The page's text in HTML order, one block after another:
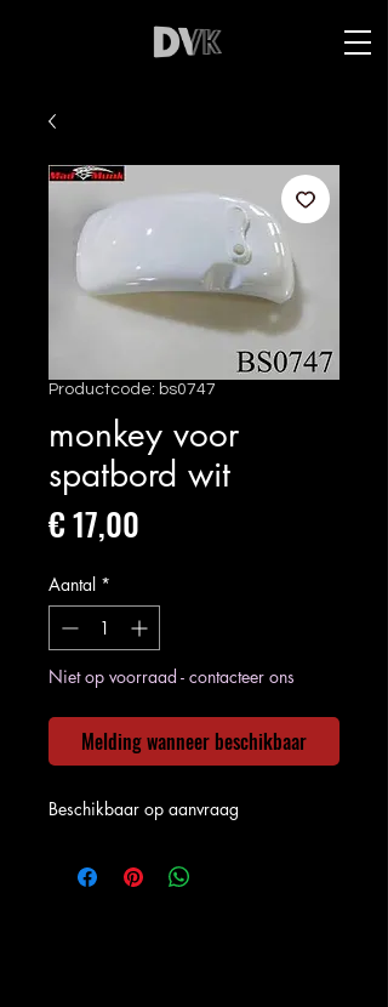
Productcode: bs0747
monkey voor
spatbord wit
€ 17,00
Aantal *
Niet op voorraad - contacteer ons
Melding wanneer beschikbaar
Beschikbaar op aanvraag